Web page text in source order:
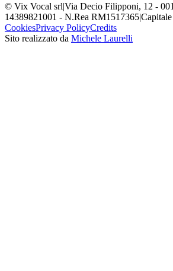
© Vix Vocal srl|Via Decio Filipponi, 12 -
14389821001 - N.Rea RM1517365|
CookiesPrivacy PolicyCredits
Sito realizzato da Michele Laurelli